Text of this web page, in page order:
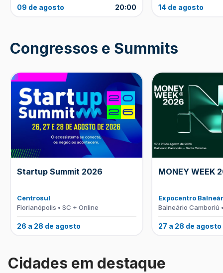
09 de agosto 20:00 14 de agosto
Congressos e Summits
Startup Summit 2026
Centrosul
Florianópolis • SC + Online
26 a 28 de agosto
MONEY WEEK
Expocentro
Balneário Camboriú
27 a 28 de agosto
Cidades em destaque